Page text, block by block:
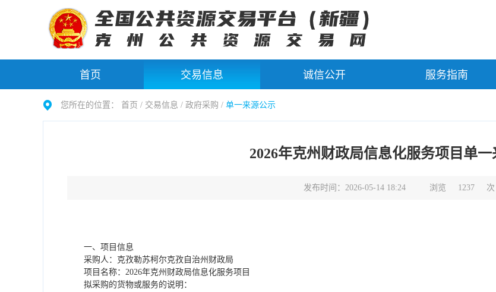
首页 交易信息 诚信公开 服务指南
您所在的位置： 首页 / 交易信息 / 政府采购 / 单一来源公示
2026年克州财政局信息化服务项目单
发布时间：2026-05-14 18:24 浏览 1237 次
一、项目信息
采购人：克孜勒苏柯尔克孜自治州财政局
项目名称： 2026年克州财政局信息化服务项目
拟采购的货物或服务的说明：